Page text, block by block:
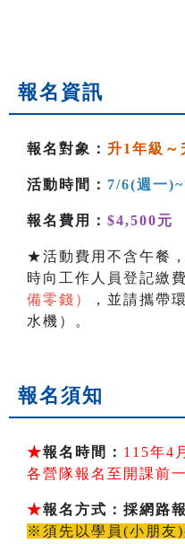
報名資訊
報名對象： 升1年級～
活動時間： 7/6(週一
報名費用： $4,500元
★活動費用不含午餐
時向工作人員登記繳費
備零錢）
，並請攜帶
水機）。
報名須知
★報名時間： 115年4
各營隊報名至開課前
★報名方式：採網路
※須先以學員(小朋友)